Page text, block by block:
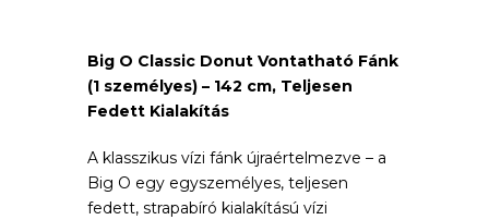
65
700 Ft.
price
is:
35
000 Ft.
Big O Classic Donut Vontatható Fánk
(1 személyes) – 142 cm, Teljesen
Fedett Kialakítás
A klasszikus vízi fánk újraértelmezve – a
Big O egy egyszemélyes, teljesen
fedett, strapabíró kialakítású vízi